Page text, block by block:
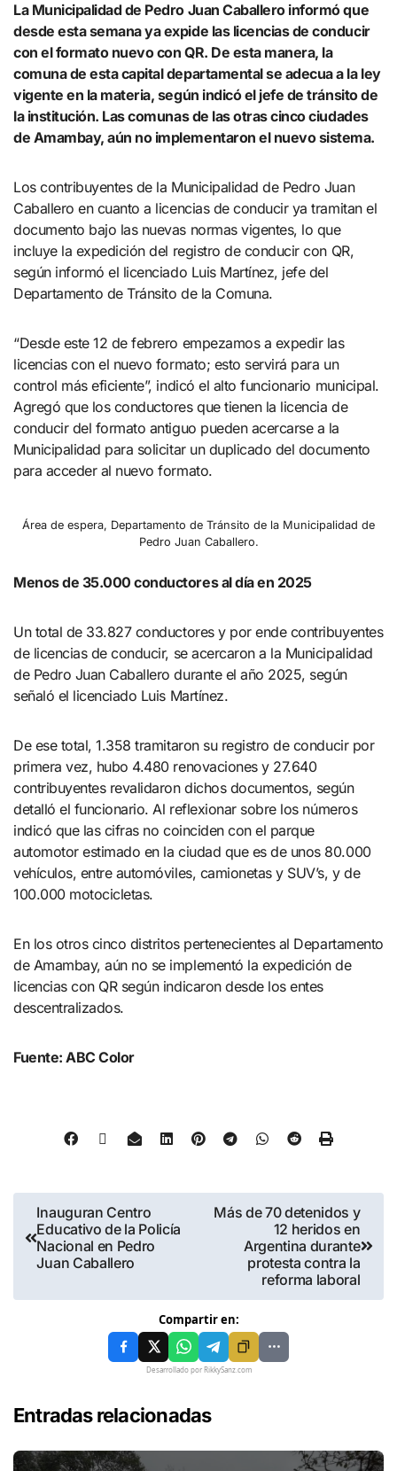
La Municipalidad de Pedro Juan Caballero informó que
desde esta semana ya expide las licencias de conducir
con el formato nuevo con QR. De esta manera, la
comuna de esta capital departamental se adecua a la ley
vigente en la materia, según indicó el jefe de tránsito de
la institución. Las comunas de las otras cinco ciudades
de Amambay, aún no implementaron el nuevo sistema.
Los contribuyentes de la Municipalidad de Pedro Juan
Caballero en cuanto a licencias de conducir ya tramitan el
documento bajo las nuevas normas vigentes, lo que
incluye la expedición del registro de conducir con QR,
según informó el licenciado Luis Martínez, jefe del
Departamento de Tránsito de la Comuna.
“Desde este 12 de febrero empezamos a expedir las
licencias con el nuevo formato; esto servirá para un
control más eficiente”, indicó el alto funcionario municipal.
Agregó que los conductores que tienen la licencia de
conducir del formato antiguo pueden acercarse a la
Municipalidad para solicitar un duplicado del documento
para acceder al nuevo formato.
Área de espera, Departamento de Tránsito de la Municipalidad de
Pedro Juan Caballero.
Menos de 35.000 conductores al día en 2025
Un total de 33.827 conductores y por ende contribuyentes
de licencias de conducir, se acercaron a la Municipalidad
de Pedro Juan Caballero durante el año 2025, según
señaló el licenciado Luis Martínez.
De ese total, 1.358 tramitaron su registro de conducir por
primera vez, hubo 4.480 renovaciones y 27.640
contribuyentes revalidaron dichos documentos, según
detalló el funcionario. Al reflexionar sobre los números
indicó que las cifras no coinciden con el parque
automotor estimado en la ciudad que es de unos 80.000
vehículos, entre automóviles, camionetas y SUV’s, y de
100.000 motocicletas.
En los otros cinco distritos pertenecientes al Departamento
de Amambay, aún no se implementó la expedición de
licencias con QR según indicaron desde los entes
descentralizados.
Fuente: ABC Color
Inauguran Centro
Educativo de la Policía
Nacional en Pedro
Juan Caballero
Más de 70 detenidos y
12 heridos en
Argentina durante
protesta contra la
reforma laboral
Compartir en:
Desarrollado por RikkySanz.com
Entradas relacionadas